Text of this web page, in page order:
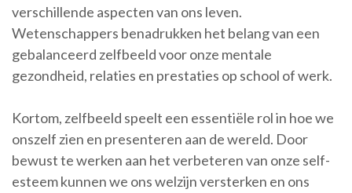
verschillende aspecten van ons leven.
Wetenschappers benadrukken het belang van een
gebalanceerd zelfbeeld voor onze mentale
gezondheid, relaties en prestaties op school of werk.
Kortom, zelfbeeld speelt een essentiële rol in hoe we
onszelf zien en presenteren aan de wereld. Door
bewust te werken aan het verbeteren van onze self-
esteem kunnen we ons welzijn versterken en ons